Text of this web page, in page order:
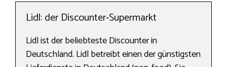
Lidl: der Discounter-Supermarkt
Lidl ist der beliebteste Discounter in
Deutschland. Lidl betreibt einen der günstigsten